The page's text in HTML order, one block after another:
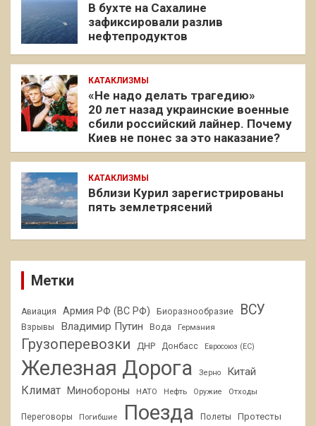
В бухте на Сахалине
зафиксировали разлив
нефтепродуктов
КАТАКЛИЗМЫ
«Не надо делать трагедию»
20 лет назад украинские военные
сбили российский лайнер. Почему
Киев не понес за это наказание?
КАТАКЛИЗМЫ
Вблизи Курил зарегистрированы
пять землетрясений
Метки
Авиация Армия РФ (ВС РФ) Биоразнообразие ВСУ
Взрывы Владимир Путин Вода Германия
Грузоперевозки ДНР Донбасс Евросоюз (ЕС)
Железная Дорога Зерно Китай
Климат Минобороны НАТО Нефть Оружие Отходы
Переговоры Погибшие Поезда Полеты Протесты